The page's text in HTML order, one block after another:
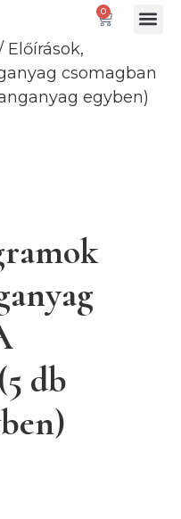
0
Előírások,
csomagban
egyben)
db